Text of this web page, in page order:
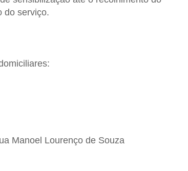
do serviço.
Manoel Lourenço de Souza